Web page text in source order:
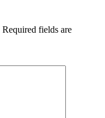
Required fields are